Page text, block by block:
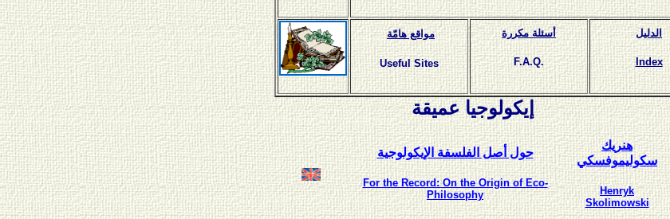
مواقع هامّة
Useful Sites
أسئلة مكررة
F.A.Q.
الدليل
Index
إيكولوجيا عميقة
حول أصل الفلسفة الإيكولوجية
For the Record: On the Origin of Eco-
Philosophy
هنريك
سكوليموفسكي
Henryk
Skolimowski